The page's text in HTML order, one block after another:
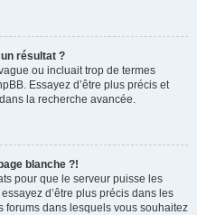
résultat ?
ou incluait trop de termes
Essayez d’être plus précis et
la recherche avancée.
blanche ?!
pour que le serveur puisse les
d’être plus précis dans les
forums dans lesquels vous souhaitez